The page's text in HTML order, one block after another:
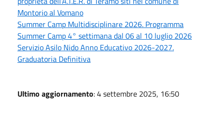
Montorio al Vomano
Summer Camp Multidisciplinare 2026. Programma
Summer Camp 4° settimana dal 06 al 10 luglio 2026
Servizio Asilo Nido Anno Educativo 2026-2027.
Graduatoria Definitiva
Ultimo aggiornamento: 4 settembre 2025, 16:50